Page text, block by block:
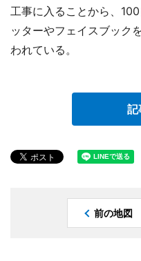
工事に入ることから、
ッターやフェイスブック
われている。
記
前の地図